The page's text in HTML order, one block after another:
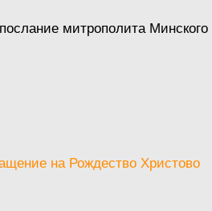
митрополита Минского
на Рождество Христово